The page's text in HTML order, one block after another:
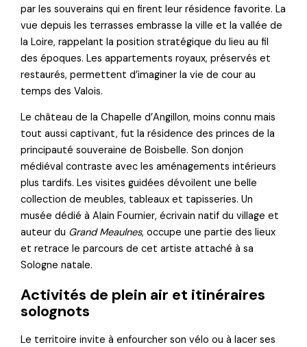
par les souverains qui en firent leur résidence favorite. La
vue depuis les terrasses embrasse la ville et la vallée de
la Loire, rappelant la position stratégique du lieu au fil
des époques. Les appartements royaux, préservés et
restaurés, permettent d’imaginer la vie de cour au
temps des Valois.
Le château de la Chapelle d’Angillon, moins connu mais
tout aussi captivant, fut la résidence des princes de la
principauté souveraine de Boisbelle. Son donjon
médiéval contraste avec les aménagements intérieurs
plus tardifs. Les visites guidées dévoilent une belle
collection de meubles, tableaux et tapisseries. Un
musée dédié à Alain Fournier, écrivain natif du village et
auteur du Grand Meaulnes, occupe une partie des lieux
et retrace le parcours de cet artiste attaché à sa
Sologne natale.
Activités de plein air et itinéraires
solognots
Le territoire invite à enfourcher son vélo ou à lacer ses